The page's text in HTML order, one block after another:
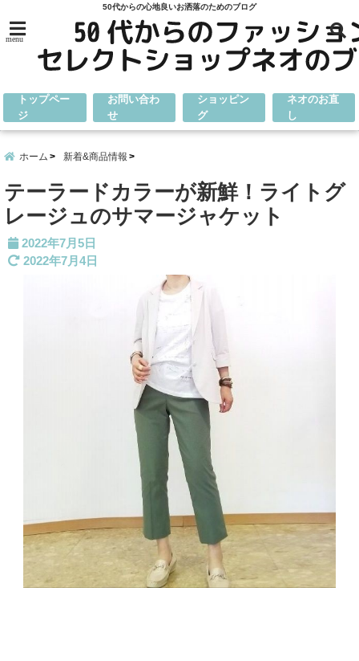
50代からの心地良いお洒落のためのブログ
menu
トップペー
ジ
お問い合わ
せ
ショッピン
グ
ネオのお直
し
ホーム 新着&商品情報
テーラードカラーが新鮮！ライトグ
レージュのサマージャケット
2022年7月5日
2022年7月4日